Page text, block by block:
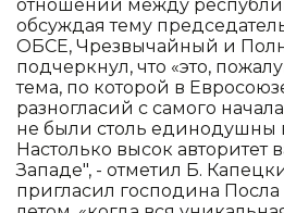
отношений между
обсуждая тему
ОБСЕ, Чрезвычайный и
подчеркнул, что «это,
тема, по которой в
разногласий с самого
не были столь единодушны
Настолько высок авторитет
Западе", - отметил Б.
пригласил господина